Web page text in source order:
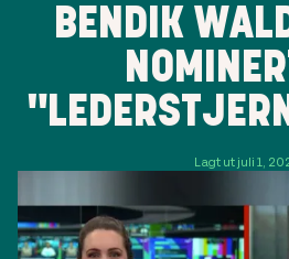
BENDIK
Lagt ut juli 1,